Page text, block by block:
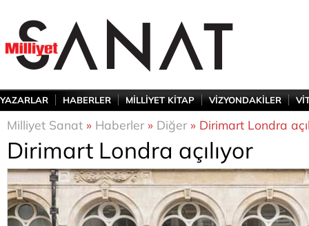
YAZARLAR HABERLER MİLLİYET KİTAP VİZYONDAKİLER
Milliyet Sanat » Haberler» Diğer» Dirimart Londra
Dirimart Londra açılıyor